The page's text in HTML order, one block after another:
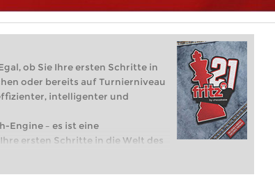
ob Sie Ihre ersten Schritte in
oder bereits auf Turnierniveau
intelligenter und
Engine – es ist eine
ersten Schritte in die Welt des
auf Turnierniveau spielen: Mit